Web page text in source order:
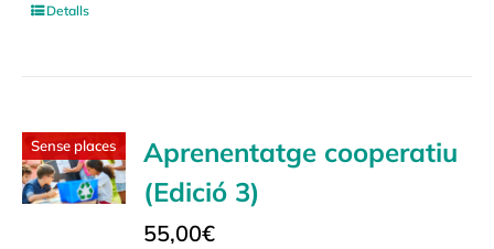
Detalls
Sense places
Aprenentatge cooperatiu
(Edició 3)
55,00€